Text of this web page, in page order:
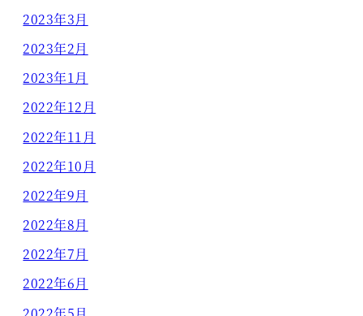
2023年3月
2023年2月
2023年1月
2022年12月
2022年11月
2022年10月
2022年9月
2022年8月
2022年7月
2022年6月